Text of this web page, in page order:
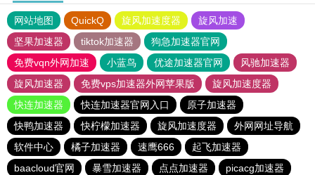
网站地图 QuickQ 旋风加速度器
旋风加速
坚果加速器
tiktok加速器
狗急加速器官网
免费vqn外网加速
小蓝鸟 优途加速器官网
风驰加速器
旋风加速器
免费vps加速器外网苹果版
旋风加速度器
快连加速器
快连加速器官网入口
原子加速器
快鸭加速器
快柠檬加速器 旋风加速度器
外网网址导航
软件中心
橘子加速器 速鹰666
起飞加速器
baacloud官网
暴雪加速器 点点加速器 picacg加速器